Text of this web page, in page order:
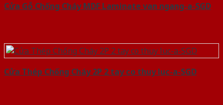
Cửa Gỗ Chống Cháy MDF Laminate van ngang-a-SGD
Cửa Thép Chống Cháy 2P 2 tay co thuy luc-a-SGD